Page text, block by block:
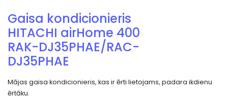
Gaisa kondicionieris
HITACHI airHome 400
RAK-DJ35PHAE/RAC-
DJ35PHAE
Mājas gaisa kondicionieris, kas ir ērti lietojams, padara ikdienu
ērtāku.